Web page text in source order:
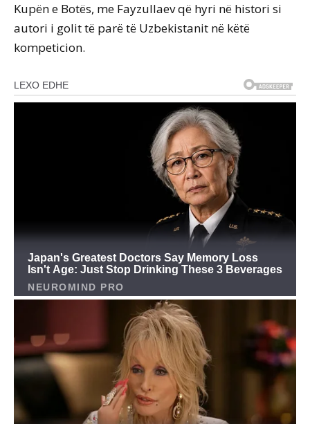
Kupën e Botës, me Fayzullaev që hyri në histori si
autori i golit të parë të Uzbekistanit në këtë
kompeticion.